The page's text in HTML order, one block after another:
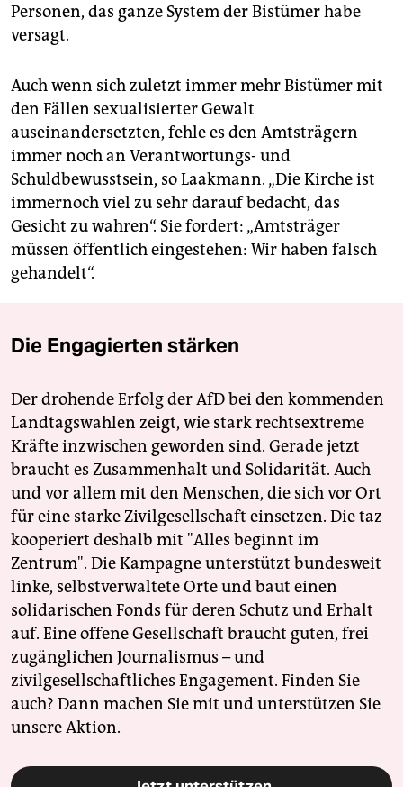
Personen, das ganze System der Bistümer habe
versagt.
Auch wenn sich zuletzt immer mehr Bistümer mit
den Fällen sexualisierter Gewalt
auseinandersetzten, fehle es den Amtsträgern
immer noch an Verantwortungs- und
Schuldbewusstsein, so Laakmann. „Die Kirche ist
immernoch viel zu sehr darauf bedacht, das
Gesicht zu wahren“. Sie fordert: „Amtsträger
müssen öffentlich eingestehen: Wir haben falsch
gehandelt“.
Die Engagierten stärken
Der drohende Erfolg der AfD bei den kommenden
Landtagswahlen zeigt, wie stark rechtsextreme
Kräfte inzwischen geworden sind. Gerade jetzt
braucht es Zusammenhalt und Solidarität. Auch
und vor allem mit den Menschen, die sich vor Ort
für eine starke Zivilgesellschaft einsetzen. Die taz
kooperiert deshalb mit "Alles beginnt im
Zentrum". Die Kampagne unterstützt bundesweit
linke, selbstverwaltete Orte und baut einen
solidarischen Fonds für deren Schutz und Erhalt
auf. Eine offene Gesellschaft braucht guten, frei
zugänglichen Journalismus – und
zivilgesellschaftliches Engagement. Finden Sie
auch? Dann machen Sie mit und unterstützen Sie
unsere Aktion.